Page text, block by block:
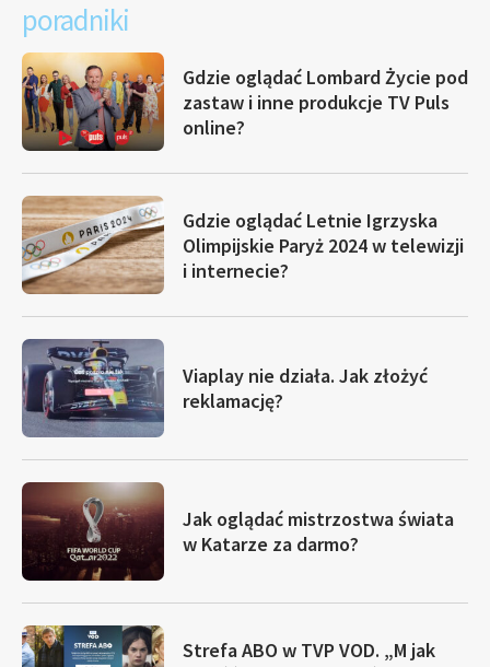
poradniki
Gdzie oglądać Lombard Życie pod
zastaw i inne produkcje TV Puls
online?
Gdzie oglądać Letnie Igrzyska
Olimpijskie Paryż 2024 w telewizji
i internecie?
Viaplay nie działa. Jak złożyć
reklamację?
Jak oglądać mistrzostwa świata
w Katarze za darmo?
Strefa ABO w TVP VOD. „M jak